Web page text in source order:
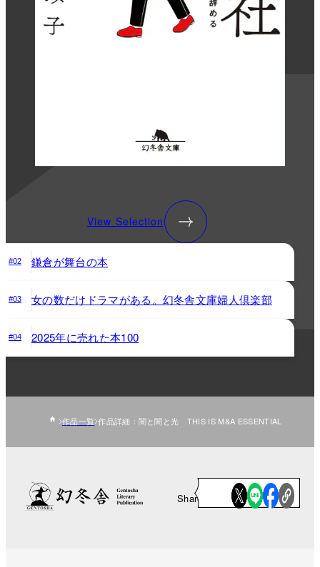
View Selection
#02 鎌倉が舞台の本
#03 女の数だけドラマがある。幻冬舎文庫婦人倶楽部
#04 2025年に売れた本100
作品一覧 作品詳細：闇と闇と光 THIS IS M&A ESSENTIAL
Share